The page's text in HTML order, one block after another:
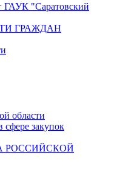
ГАУК "Саратовский
ГРАЖДАН
области
закупок
РОССИЙСКОЙ